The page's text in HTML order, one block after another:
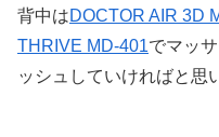
背中はDOCTOR AIR 3D
THRIVE MD-401でマッ
ッシュしていければと思